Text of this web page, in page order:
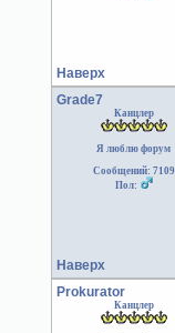
Наверх
Grade7
Канцлер
Я люблю форум
Сообщений: 7109
Пол:
Наверх
Prokurator
Канцлер